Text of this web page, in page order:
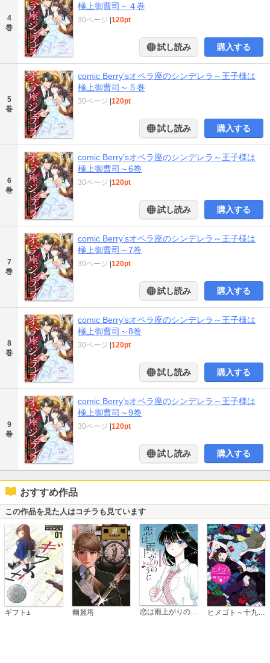
4
巻
極上御曹司～４巻
30ページ |120pt
試し読み 購入する
5
巻
comic Berry’sオペラ座のシンデレラ～王子様は
極上御曹司～５巻
30ページ |120pt
試し読み 購入する
6
巻
comic Berry’sオペラ座のシンデレラ～王子様は
極上御曹司～6巻
30ページ |120pt
試し読み 購入する
7
巻
comic Berry’sオペラ座のシンデレラ～王子様は
極上御曹司～7巻
30ページ |120pt
試し読み 購入する
8
巻
comic Berry’sオペラ座のシンデレラ～王子様は
極上御曹司～8巻
30ページ |120pt
試し読み 購入する
9
巻
comic Berry’sオペラ座のシンデレラ～王子様は
極上御曹司～9巻
30ページ |120pt
試し読み 購入する
おすすめ作品
この作品を見た人はコチラも見ています
ギフト± 幽麗塔 恋は雨上がりのように